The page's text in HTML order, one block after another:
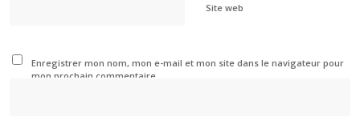
Site web
Enregistrer mon nom, mon e-mail et mon site dans le navigateur pour
mon prochain commentaire.